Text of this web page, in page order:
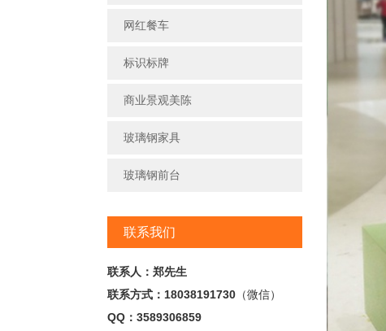
网红餐车
标识标牌
商业景观美陈
玻璃钢家具
玻璃钢前台
联系我们
联系人：郑先生
联系方式：18038191730 （微信）
QQ：3589306859